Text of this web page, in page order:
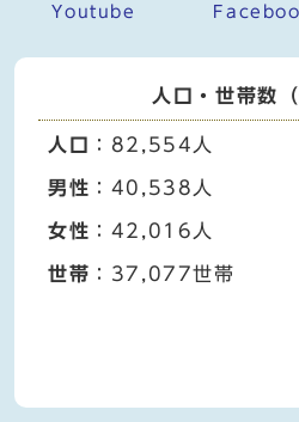
Youtube
人口・世帯数
人口 ：82,554人
男性 ：40,538人
女性 ：42,016人
世帯 ：37,077世帯